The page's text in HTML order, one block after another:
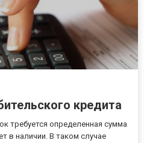
кредита
требуется определенная сумма
в наличии. В таком случае